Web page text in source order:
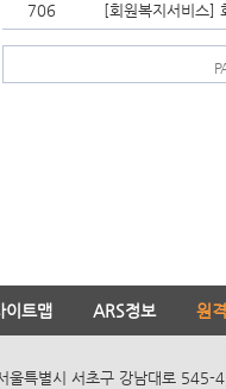
706 [회원복지서비스]
이트맵 ARS정보 원
울특별시 서초구 강남대로 545-